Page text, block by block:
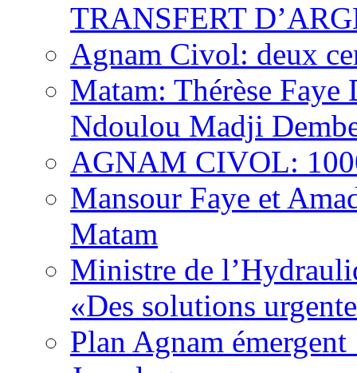
TRANSFERT
Agnam Civol: deux
Matam: Thérèse
Ndoulou Madji
AGNAM CIVOL:
Mansour Faye et
Matam
Ministre de
«Des solutions
Plan Agnam